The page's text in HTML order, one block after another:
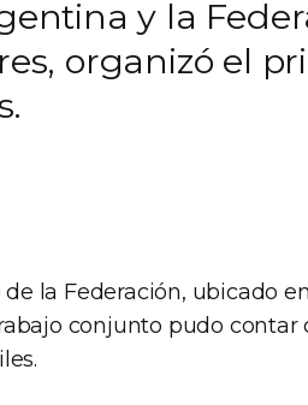
y la
organizó el
la Federación, ubicado
conjunto pudo contar